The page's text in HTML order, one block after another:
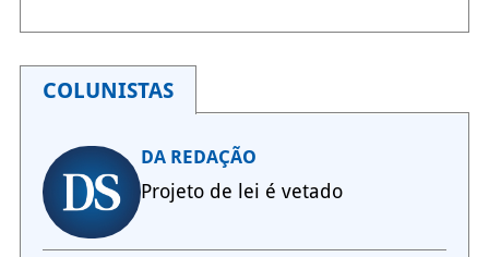
COLUNISTAS
DA REDAÇÃO
Projeto de lei é vetado